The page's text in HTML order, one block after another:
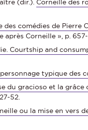
(dir.). Corneille des
comédies de Pierre
après Corneille », p. 657-
Courtship and
typique des
du gracioso et la grâce
52.
ou la mise en vers